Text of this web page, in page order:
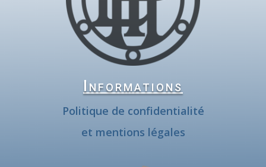
Informations
Politique de confidentialité
et mentions légales